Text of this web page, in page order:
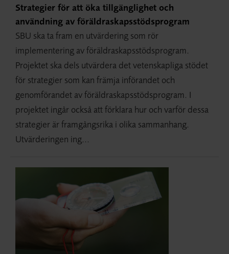
Strategier för att öka tillgänglighet och
användning av föräldraskapsstödsprogram
SBU ska ta fram en utvärdering som rör
implementering av föräldraskapsstödsprogram.
Projektet ska dels utvärdera det vetenskapliga stödet
för strategier som kan främja införandet och
genomförandet av föräldraskapsstödsprogram. I
projektet ingår också att förklara hur och varför dessa
strategier är framgångsrika i olika sammanhang.
Utvärderingen ing...